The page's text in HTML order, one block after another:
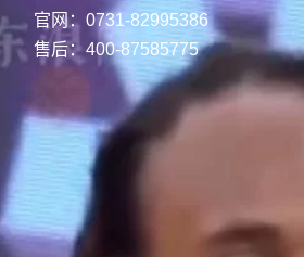
官网：0731-82995386
售后：400-87585775